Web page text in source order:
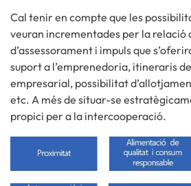
Cal tenir en compte que les
veuran incrementades per la relació
d’assessorament i impuls que
suport a l’emprenedoria, itineraris
empresarial, possibilitat
etc. A més de situar-se
propici per a la intercooperació.